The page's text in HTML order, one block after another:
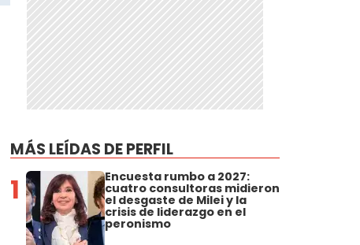
MÁS LEÍDAS DE PERFIL
1 Encuesta rumbo a 2027:
cuatro consultoras midieron
el desgaste de Milei y la
crisis de liderazgo en el
peronismo